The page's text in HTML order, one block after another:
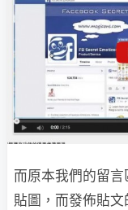
而原本我們的留
貼圖，而發佈貼